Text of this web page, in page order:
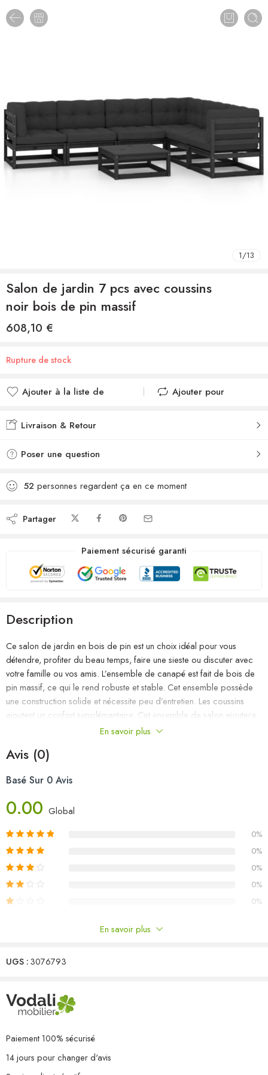
1/13
Salon de jardin 7 pcs avec coussins
noir bois de pin massif
608,10 €
Rupture de stock
Ajouter à la liste de
Ajouté à la liste de
Ajouter pour
Livraison & Retour
Poser une question
52 personnes regardent ça en ce moment
Partager
Paiement sécurisé garanti
Description
Ce salon de jardin en bois de pin est un choix idéal pour vous
détendre, profiter du beau temps, faire une sieste ou discuter avec
votre famille ou vos amis. L’ensemble de canapé est fait de bois de
pin massif, ce qui le rend robuste et stable. Cet ensemble possède
une construction solide et nécessite peu d’entretien. Les coussins
ajoutent un confort supplémentaire. Cet ensemble de salon ajoutera
une touche de charme rustique à votre espace de vie extérieur.
d’extérieur, nous vous recommandons de les protéger avec une
Couleur du coussin : anthracite
Dimensions du canapé d’angle : 70 x 70 x 67 cm (l x P x H)
Dimensions du canapé central : 70 x 70 x 67 cm (l x P x H)
Dimensions de la table : 70 x 70 x 30 cm (l x P x H)
Dimensions du coussin de siège : 70 x 70 x 8 cm (L x l x é)
Dimensions du coussin de dossier : 70 x 40 x 8 cm (L x l x é)
La livraison contient :
3 x canapé central
9 x coussin de dossier
En savoir plus
Avis (0)
Basé Sur 0 Avis
0.00 Global
0%
0%
0%
0%
0%
Il n'y a pas encore de critiques.
En savoir plus
UGS :3076793
Paiement 100% sécurisé
14 jours pour changer d'avis